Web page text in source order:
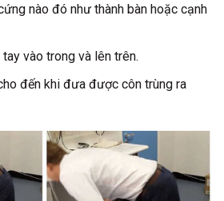
nào đó như thành bàn hoặc cạnh
vào trong và lên trên.
đến khi đưa được côn trùng ra